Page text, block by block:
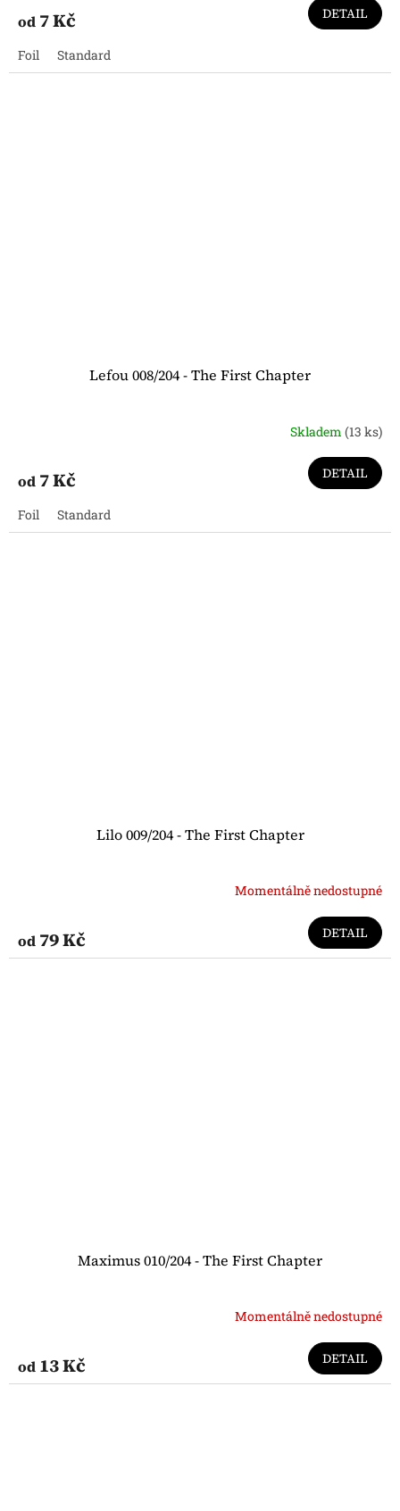
od 7 Kč DETAIL
Foil Standard
Lefou 008/204 - The First Chapter
Skladem (13 ks)
od 7 Kč DETAIL
Foil Standard
Lilo 009/204 - The First Chapter
Momentálně nedostupné
od 79 Kč DETAIL
Maximus 010/204 - The First Chapter
Momentálně nedostupné
od 13 Kč DETAIL